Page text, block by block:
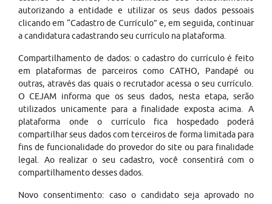
autorizando a entidade e utilizar os seus dados pessoais
clicando em “Cadastro de Currículo” e, em seguida, continuar
a candidatura cadastrando seu currículo na plataforma.
Compartilhamento de dados: o cadastro do currículo é feito
em plataformas de parceiros como CATHO, Pandapé ou
outras, através das quais o recrutador acessa o seu currículo.
O CEJAM informa que os seus dados, nesta etapa, serão
utilizados unicamente para a finalidade exposta acima. A
plataforma onde o currículo fica hospedado poderá
compartilhar seus dados com terceiros de forma limitada para
fins de funcionalidade do provedor do site ou para finalidade
legal. Ao realizar o seu cadastro, você consentirá com o
compartilhamento desses dados.
Novo consentimento: caso o candidato seja aprovado no